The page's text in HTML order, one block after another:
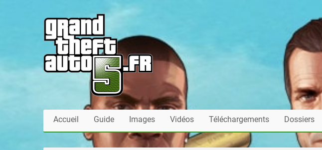
Accueil Guide Images Vidéos Téléchargements Dossiers